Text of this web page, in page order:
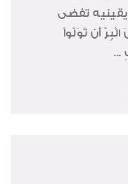
تفضى
أَن تُوَلّواْ
...